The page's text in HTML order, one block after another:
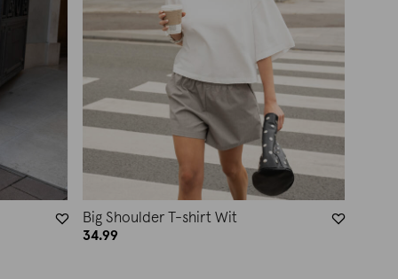
Big Shoulder T-shirt Wit
34.99